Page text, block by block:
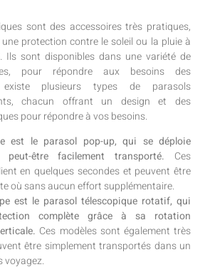
sont des accessoires très pratiques,
protection contre le soleil ou la pluie à
Ils sont disponibles dans une variété de
pour répondre aux besoins des
existe plusieurs types de parasols
chacun offrant un design et des
pour répondre à vos besoins.
est le parasol pop-up, qui se déploie
être facilement transporté. Ces
en quelques secondes et peuvent être
où sans aucun effort supplémentaire.
est le parasol télescopique rotatif, qui
complète grâce à sa rotation
Ces modèles sont également très
être simplement transportés dans un
voyagez.